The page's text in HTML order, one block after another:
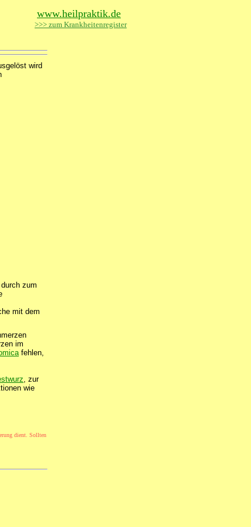
www.heilpraktik.de
>>> zum Krankheitenregister
wird
zum
mit dem
im
fehlen,
, zur
wie
dient. Sollten